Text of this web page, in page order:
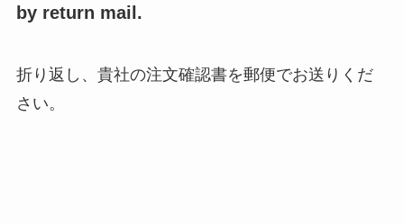
by return mail.
折り返し、貴社の注文確認書を郵便でお送りくだ
さい。